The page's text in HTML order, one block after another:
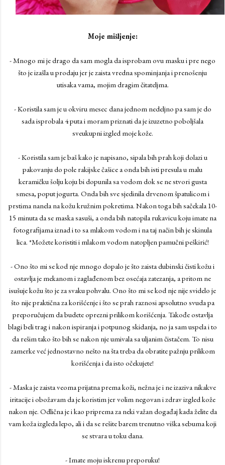
Moje mišljenje:
- Mnogo mi je drago da sam mogla da isprobam ovu masku i pre nego
što je izašla u prodaju jer je zaista vredna spominjanja i prenošenju
utisaka vama, mojim dragim čitateljma.
- Koristila sam je u okviru mesec dana jednom nedeljno pa sam je do
sada isprobala 4 puta i moram priznati da je izuzetno poboljšala
sveukupni izgled moje kože.
- Koristila sam je baš kako je napisano, sipala bih prah koji dolazi u
pakovanju do pole rakijske čašice a onda bih isti presula u malu
keramičku šolju koju bi dopunila sa vodom dok se ne stvori gusta
smesa, poput jogurta. Onda bih sve sjedinila drvenom špatulicom i
prstima nanela na kožu kružnim pokretima. Nakon toga bih sačekala 10-
15 minuta da se maska sasuši, a onda bih natopila rukavicu koju imate na
fotografijama iznad i to sa mlakom vodom i na taj način bih je skinula
lica. *Možete koristiti i mlakom vodom natopljen pamučni peškirić!
- Ono što mi se kod nje mnogo dopalo je što zaista dubinski čisti kožu i
ostavlja je mekanom i zaglađenom bez osećaja zatezanja, a pritom ne
isušuje kožu što je za svaku pohvalu. Ono što mi se kod nje nije svidelo je
što nije praktična za korišćenje i što se prah raznosi apsolutno svuda pa
preporučujem da budete oprezni prilikom korišćenja. Takođe ostavlja
blagi beli trag i nakon ispiranja i potpunog skidanja, no ja sam uspela i to
da rešim tako što bih se nakon nje umivala sa uljanim čistačem. To nisu
zamerke već jednostavno nešto na šta treba da obratite pažnju prilikom
korišćenja i da isto očekujete!
- Maska je zaista veoma prijatna prema koži, nežna je i ne izaziva nikakve
iritacije i obožavam da je koristim jer volim negovan i zdrav izgled kože
nakon nje. Odlična je i kao priprema za neki važan događaj kada želite da
vam koža izgleda lepo, ali i da se rešite barem trenutno viška sebuma koji
se stvara u toku dana.
- Imate moju iskrenu preporuku!